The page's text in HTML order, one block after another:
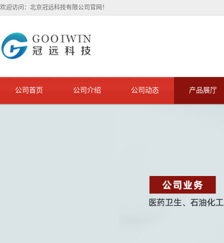
欢迎访问：北京冠远科技有限公司官网！
公司首页 公司介绍 公司动态 产品展厅